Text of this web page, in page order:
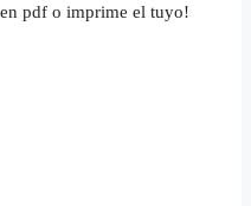
en pdf o imprime el tuyo!